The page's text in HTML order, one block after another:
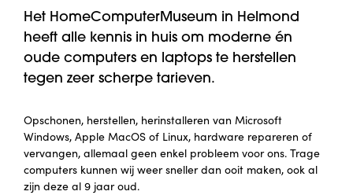
Het HomeComputerMuseum in Helmond
heeft alle kennis in huis om moderne én
oude computers en laptops te herstellen
tegen zeer scherpe tarieven.
Opschonen, herstellen, herinstalleren van Microsoft
Windows, Apple MacOS of Linux, hardware repareren of
vervangen, allemaal geen enkel probleem voor ons. Trage
computers kunnen wij weer sneller dan ooit maken, ook al
zijn deze al 9 jaar oud.